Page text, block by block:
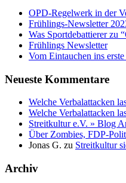
OPD-Regelwerk in der
Frühlings-Newsletter
Was Sportdebattierer zu
Frühlings Newsletter
Vom Eintauchen ins
Neueste Kommentare
Welche Verbalattacken
Welche Verbalattacken
Streitkultur e.V. » Blog
Über Zombies, FDP-
Jonas G. zu Streitkultur
Archiv